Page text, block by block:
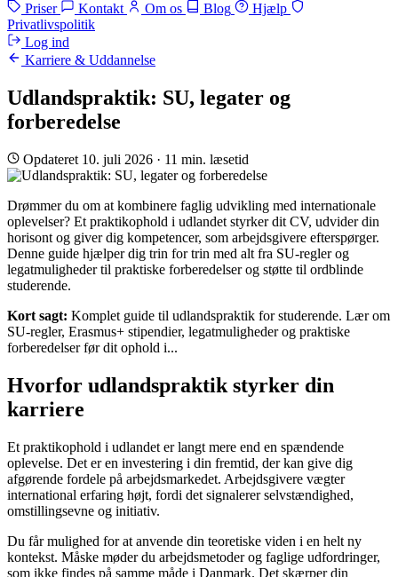
Priser Kontakt Om os Blog
Hjælp
Privatlivspolitik
Log ind
Karriere & Uddannelse
Udlandspraktik: SU, legater og
forberedelse
Opdateret 10. juli 2026 · 11 min. læsetid
Drømmer du om at kombinere faglig udvikling med internationale
oplevelser? Et praktikophold i udlandet styrker dit CV, udvider din
horisont og giver dig kompetencer, som arbejdsgivere efterspørger.
Denne guide hjælper dig trin for trin med alt fra SU-regler og
legatmuligheder til praktiske forberedelser og støtte til ordblinde
studerende.
Kort sagt: Komplet guide til udlandspraktik for studerende. Lær om
SU-regler, Erasmus+ stipendier, legatmuligheder og praktiske
forberedelser før dit ophold i...
Hvorfor udlandspraktik styrker din
karriere
Et praktikophold i udlandet er langt mere end en spændende
oplevelse. Det er en investering i din fremtid, der kan give dig
afgørende fordele på arbejdsmarkedet. Arbejdsgivere vægter
international erfaring højt, fordi det signalerer selvstændighed,
omstillingsevne og initiativ.
Du får mulighed for at anvende din teoretiske viden i en helt ny
kontekst. Måske møder du arbejdsmetoder og faglige udfordringer,
som ikke findes på samme måde i Danmark. Det skærper din